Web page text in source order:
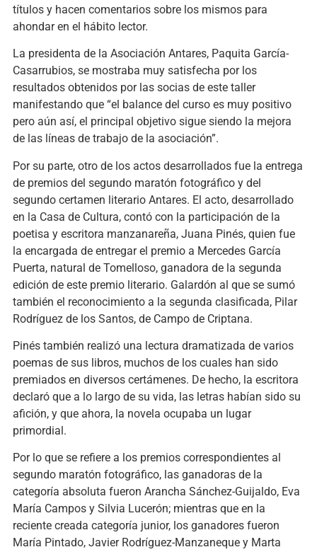
títulos y hacen comentarios sobre los mismos para
ahondar en el hábito lector.
La presidenta de la Asociación Antares, Paquita García-
Casarrubios, se mostraba muy satisfecha por los
resultados obtenidos por las socias de este taller
manifestando que “el balance del curso es muy positivo
pero aún así, el principal objetivo sigue siendo la mejora
de las líneas de trabajo de la asociación”.
Por su parte, otro de los actos desarrollados fue la entrega
de premios del segundo maratón fotográfico y del
segundo certamen literario Antares. El acto, desarrollado
en la Casa de Cultura, contó con la participación de la
poetisa y escritora manzanareña, Juana Pinés, quien fue
la encargada de entregar el premio a Mercedes García
Puerta, natural de Tomelloso, ganadora de la segunda
edición de este premio literario. Galardón al que se sumó
también el reconocimiento a la segunda clasificada, Pilar
Rodríguez de los Santos, de Campo de Criptana.
Pinés también realizó una lectura dramatizada de varios
poemas de sus libros, muchos de los cuales han sido
premiados en diversos certámenes. De hecho, la escritora
declaró que a lo largo de su vida, las letras habían sido su
afición, y que ahora, la novela ocupaba un lugar
primordial.
Por lo que se refiere a los premios correspondientes al
segundo maratón fotográfico, las ganadoras de la
categoría absoluta fueron Arancha Sánchez-Guijaldo, Eva
María Campos y Silvia Lucerón; mientras que en la
reciente creada categoría junior, los ganadores fueron
María Pintado, Javier Rodríguez-Manzaneque y Marta